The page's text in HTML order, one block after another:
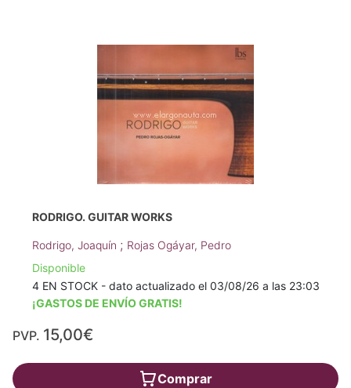
RODRIGO. GUITAR WORKS
Rodrigo, Joaquín ; Rojas Ogáyar, Pedro
Disponible
4 EN STOCK - dato actualizado el 03/08/26 a las 23:03
¡GASTOS DE ENVÍO GRATIS!
PVP. 15,00€
Comprar